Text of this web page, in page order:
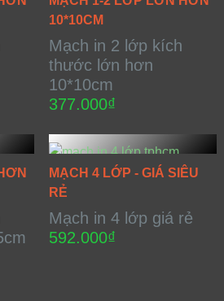
10*10CM
Mạch in 2 lớp kích
thước lớn hơn
10*10cm
377.000₫
MẠCH 4 LỚP - GIÁ SIÊU
RẺ
Mạch in 4 lớp giá rẻ
592.000₫